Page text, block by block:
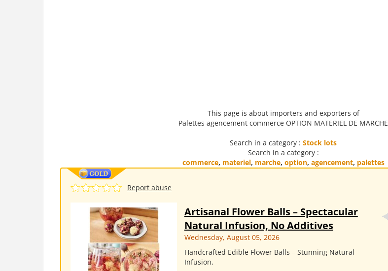
This page is about importers and exporters of
Palettes agencement commerce OPTION MATERIEL DE MARCHE
Search in a category : Stock lots
Search in a category :
commerce, materiel, marche, option, agencement, palettes
Report abuse
Artisanal Flower Balls – Spectacular
Natural Infusion, No Additives
Wednesday, August 05, 2026
Handcrafted Edible Flower Balls – Stunning Natural
Infusion,